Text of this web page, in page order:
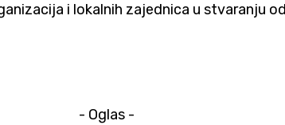
i lokalnih zajednica u stvaranju
- Oglas -